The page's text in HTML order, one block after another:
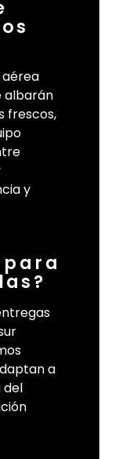
albarán
frescos,
y
a
del